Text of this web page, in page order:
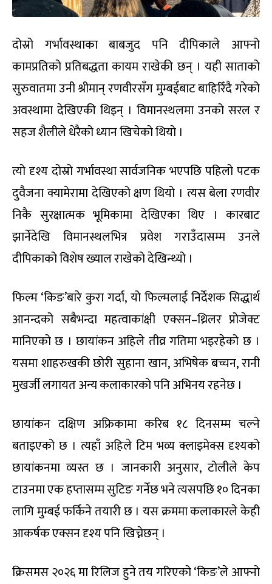
दोस्रो गर्भावस्थाका बाबजुद पनि दीपिकाले आफ्नो
कामप्रतिको प्रतिबद्धता कायम राखेकी छन् । यही साताको
सुरुवातमा उनी श्रीमान् रणवीरसँग मुम्बईबाट बाहिरिँदै गरेको
अवस्थामा देखिएकी थिइन् । विमानस्थलमा उनको सरल र
सहज शैलीले धेरैको ध्यान खिचेको थियो ।
त्यो दृश्य दोस्रो गर्भावस्था सार्वजनिक भएपछि पहिलो पटक
दुवैजना क्यामेरामा देखिएको क्षण थियो । त्यस बेला रणवीर
निकै सुरक्षात्मक भूमिकामा देखिएका थिए । कारबाट
झार्नेदेखि विमानस्थलभित्र प्रवेश गराउँदासम्म उनले
दीपिकाको विशेष ख्याल राखेको देखिन्थ्यो ।
फिल्म ‘किङ’बारे कुरा गर्दा, यो फिल्मलाई निर्देशक सिद्धार्थ
आनन्दको सबैभन्दा महत्वाकांक्षी एक्सन–थ्रिलर प्रोजेक्ट
मानिएको छ । छायांकन अहिले तीव्र गतिमा भइरहेको छ ।
यसमा शाहरुखकी छोरी सुहाना खान, अभिषेक बच्चन, रानी
मुखर्जी लगायत अन्य कलाकारको पनि अभिनय रहनेछ ।
छायांकन दक्षिण अफ्रिकामा करिब १८ दिनसम्म चल्ने
बताइएको छ । त्यहाँ अहिले टिम भव्य क्लाइमेक्स दृश्यको
छायांकनमा व्यस्त छ । जानकारी अनुसार, टोलीले केप
टाउनमा एक हप्तासम्म सुटिङ गर्नेछ भने त्यसपछि १० दिनका
लागि मुम्बई फर्किने तयारी छ । यस क्रममा कलाकारले केही
आकर्षक एक्सन दृश्य पनि खिच्नेछन् ।
क्रिसमस २०२६ मा रिलिज हुने तय गरिएको ‘किङ’ले आफ्नो